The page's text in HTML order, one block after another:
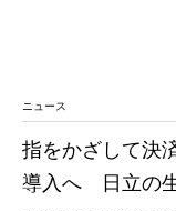
ニュース
指をかざして決
導入へ 日立の